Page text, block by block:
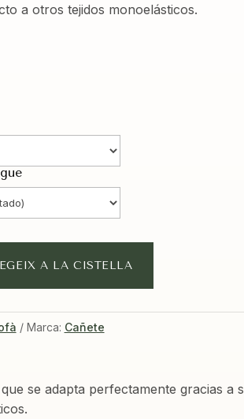
a otros tejidos monoelásticos.
A LA CISTELLA
Marca: Cañete
se adapta perfectamente gracias a